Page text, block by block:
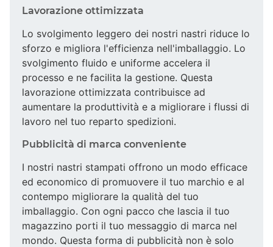
Lavorazione ottimizzata
Lo svolgimento leggero dei nostri nastri riduce lo
sforzo e migliora l'efficienza nell'imballaggio. Lo
svolgimento fluido e uniforme accelera il
processo e ne facilita la gestione. Questa
lavorazione ottimizzata contribuisce ad
aumentare la produttività e a migliorare i flussi di
lavoro nel tuo reparto spedizioni.
Pubblicità di marca conveniente
I nostri nastri stampati offrono un modo efficace
ed economico di promuovere il tuo marchio e al
contempo migliorare la qualità del tuo
imballaggio. Con ogni pacco che lascia il tuo
magazzino porti il tuo messaggio di marca nel
mondo. Questa forma di pubblicità non è solo